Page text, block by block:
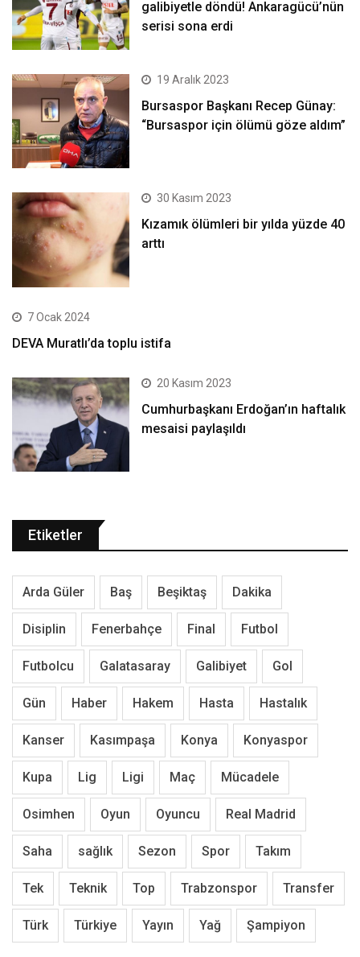
galibiyetle döndü! Ankaragücü’nün
serisi sona erdi
19 Aralık 2023
Bursaspor Başkanı Recep Günay:
“Bursaspor için ölümü göze aldım”
30 Kasım 2023
Kızamık ölümleri bir yılda yüzde 40
arttı
7 Ocak 2024
DEVA Muratlı’da toplu istifa
20 Kasım 2023
Cumhurbaşkanı Erdoğan’ın haftalık
mesaisi paylaşıldı
Etiketler
Arda Güler Baş Beşiktaş Dakika
Disiplin Fenerbahçe Final Futbol
Futbolcu Galatasaray Galibiyet Gol
Gün Haber Hakem Hasta Hastalık
Kanser Kasımpaşa Konya Konyaspor
Kupa Lig Ligi Maç Mücadele
Osimhen Oyun Oyuncu Real Madrid
Saha sağlık Sezon Spor Takım
Tek Teknik Top Trabzonspor Transfer
Türk Türkiye Yayın Yağ Şampiyon